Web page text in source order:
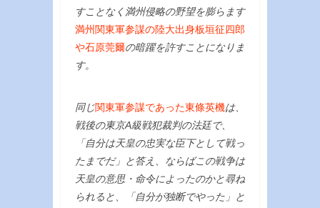
すことなく満州侵略の野望を膨らます
満州関東軍参謀の陸大出身板垣征四郎
や石原莞爾の暗躍を許すことになりま
す。
同じ関東軍参謀であった東條英機は、
戦後の東京A級戦犯裁判の法廷で、
「自分は天皇の忠実な臣下として戦っ
たまでだ」と答え、ならばこの戦争は
天皇の意思・命令によったのかと尋ね
られると、「自分が独断でやった」と